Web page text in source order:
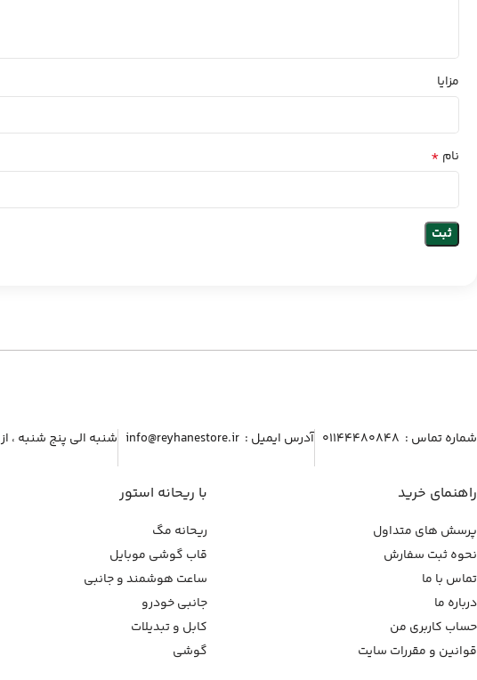
مزایا
نام *
شماره تماس :‌ ۰۱۱۴۴۴۸۰۸۴۸ آدرس ایمیل :‌ info@reyhanestore.ir شنبه الی پنج شنبه ، از ۹ صبح الی ۱۷ عصر پاسخگوی شما هستیم.
راهنمای خرید
پرسش های متداول
نحوه ثبت سفارش
تماس با ما
درباره ما
حساب کاربری من
قوانین و مقررات سایت
با ریحانه استور
ریحانه مگ
قاب گوشی موبایل
ساعت هوشمند و جانبی
جانبی خودرو
کابل و تبدیلات
گوشی